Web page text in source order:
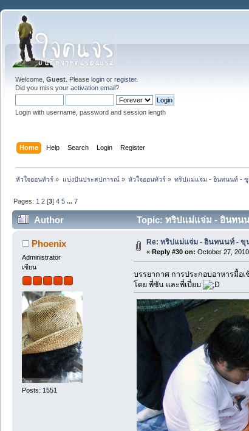
Welcome, Guest . Please login or register.
Did you miss your activation email?
Login with username, password and session length
Home Help Search Login Register
หัวใจออนทัวร์ » แบ่งปันประสปการณ์» หัวใจออนทัวร์» ทริปแม่แจ่ม - อินทนนท์ - ขุ
Pages: 1 2 [3]4 5 ...7
Author Topic: ทริปแม่แจ่ม - อินทนน
Phoenix
Administrator
เซียน
Posts: 1551
Re: ทริปแม่แจ่ม - อินทนนท์ - ขุ
« Reply #30 on: October 27,
บรรยากาศ การประกอบอาหารมื้อเ
โดย พี่ซัน และพี่เปี่ยม